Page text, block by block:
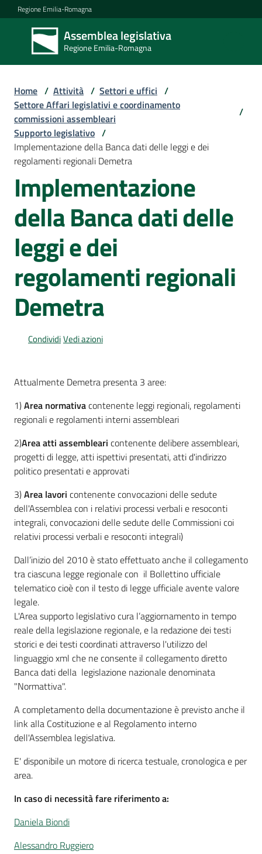
Vai al contenuto
Vai alla navigazione
Vai al footer
Regione Emilia-Romagna
Assemblea legislativa
Regione Emilia-Romagna
Assemblea
legislativa
Regione Emilia-
Assemblea
Attività
Argomenti
media
Home / Attività / Settori e uffici /
Settore Affari legislativi e coordinamento
commissioni assembleari
/
Supporto legislativo /
Implementazione della Banca dati delle leggi e dei
regolamenti regionali Demetra
Implementazione
della Banca dati delle
leggi e dei
regolamenti regionali
Demetra
CondividiVedi azioni
Attualmente Demetra presenta 3 aree:
1)Area normativacontenente leggi regionali, regolamenti
regionali e regolamenti interni assembleari
2)Area atti assembleari contenente delibere assembleari,
progetti di legge, atti ispettivi presentati, atti d'indirizzo
politico presentati e approvati
3)Area lavori contenente convocazioni delle sedute
dell'Assemblea con i relativi processi verbali e resoconti
integrali, convocazioni delle sedute delle Commissioni coi
relativi processi verbali e resoconti integrali)
Dall’inizio del 2010 è stato effettuato anche il collegamento
tra ciascuna legge regionale con il Bollettino ufficiale
telematico cioè con il testo di legge ufficiale avente valore
legale.
L'Area supporto legislativo cura l’aggiornamento in tempo
reale della legislazione regionale, e la redazione dei testi
storici e dei testi coordinati attraverso l'utilizzo del
linguaggio xml che ne consente il collegamento diretto
Banca dati della legislazione nazionale denominata
"Normattiva".
A completamento della documentazione è previsto anche il
link alla Costituzione e al Regolamento interno
dell'Assemblea legislativa.
E' disponibile un motore di ricerca testuale, cronologica e per
area.
In caso di necessitàfare riferimentoa:
Daniela Biondi
Alessandro Ruggiero